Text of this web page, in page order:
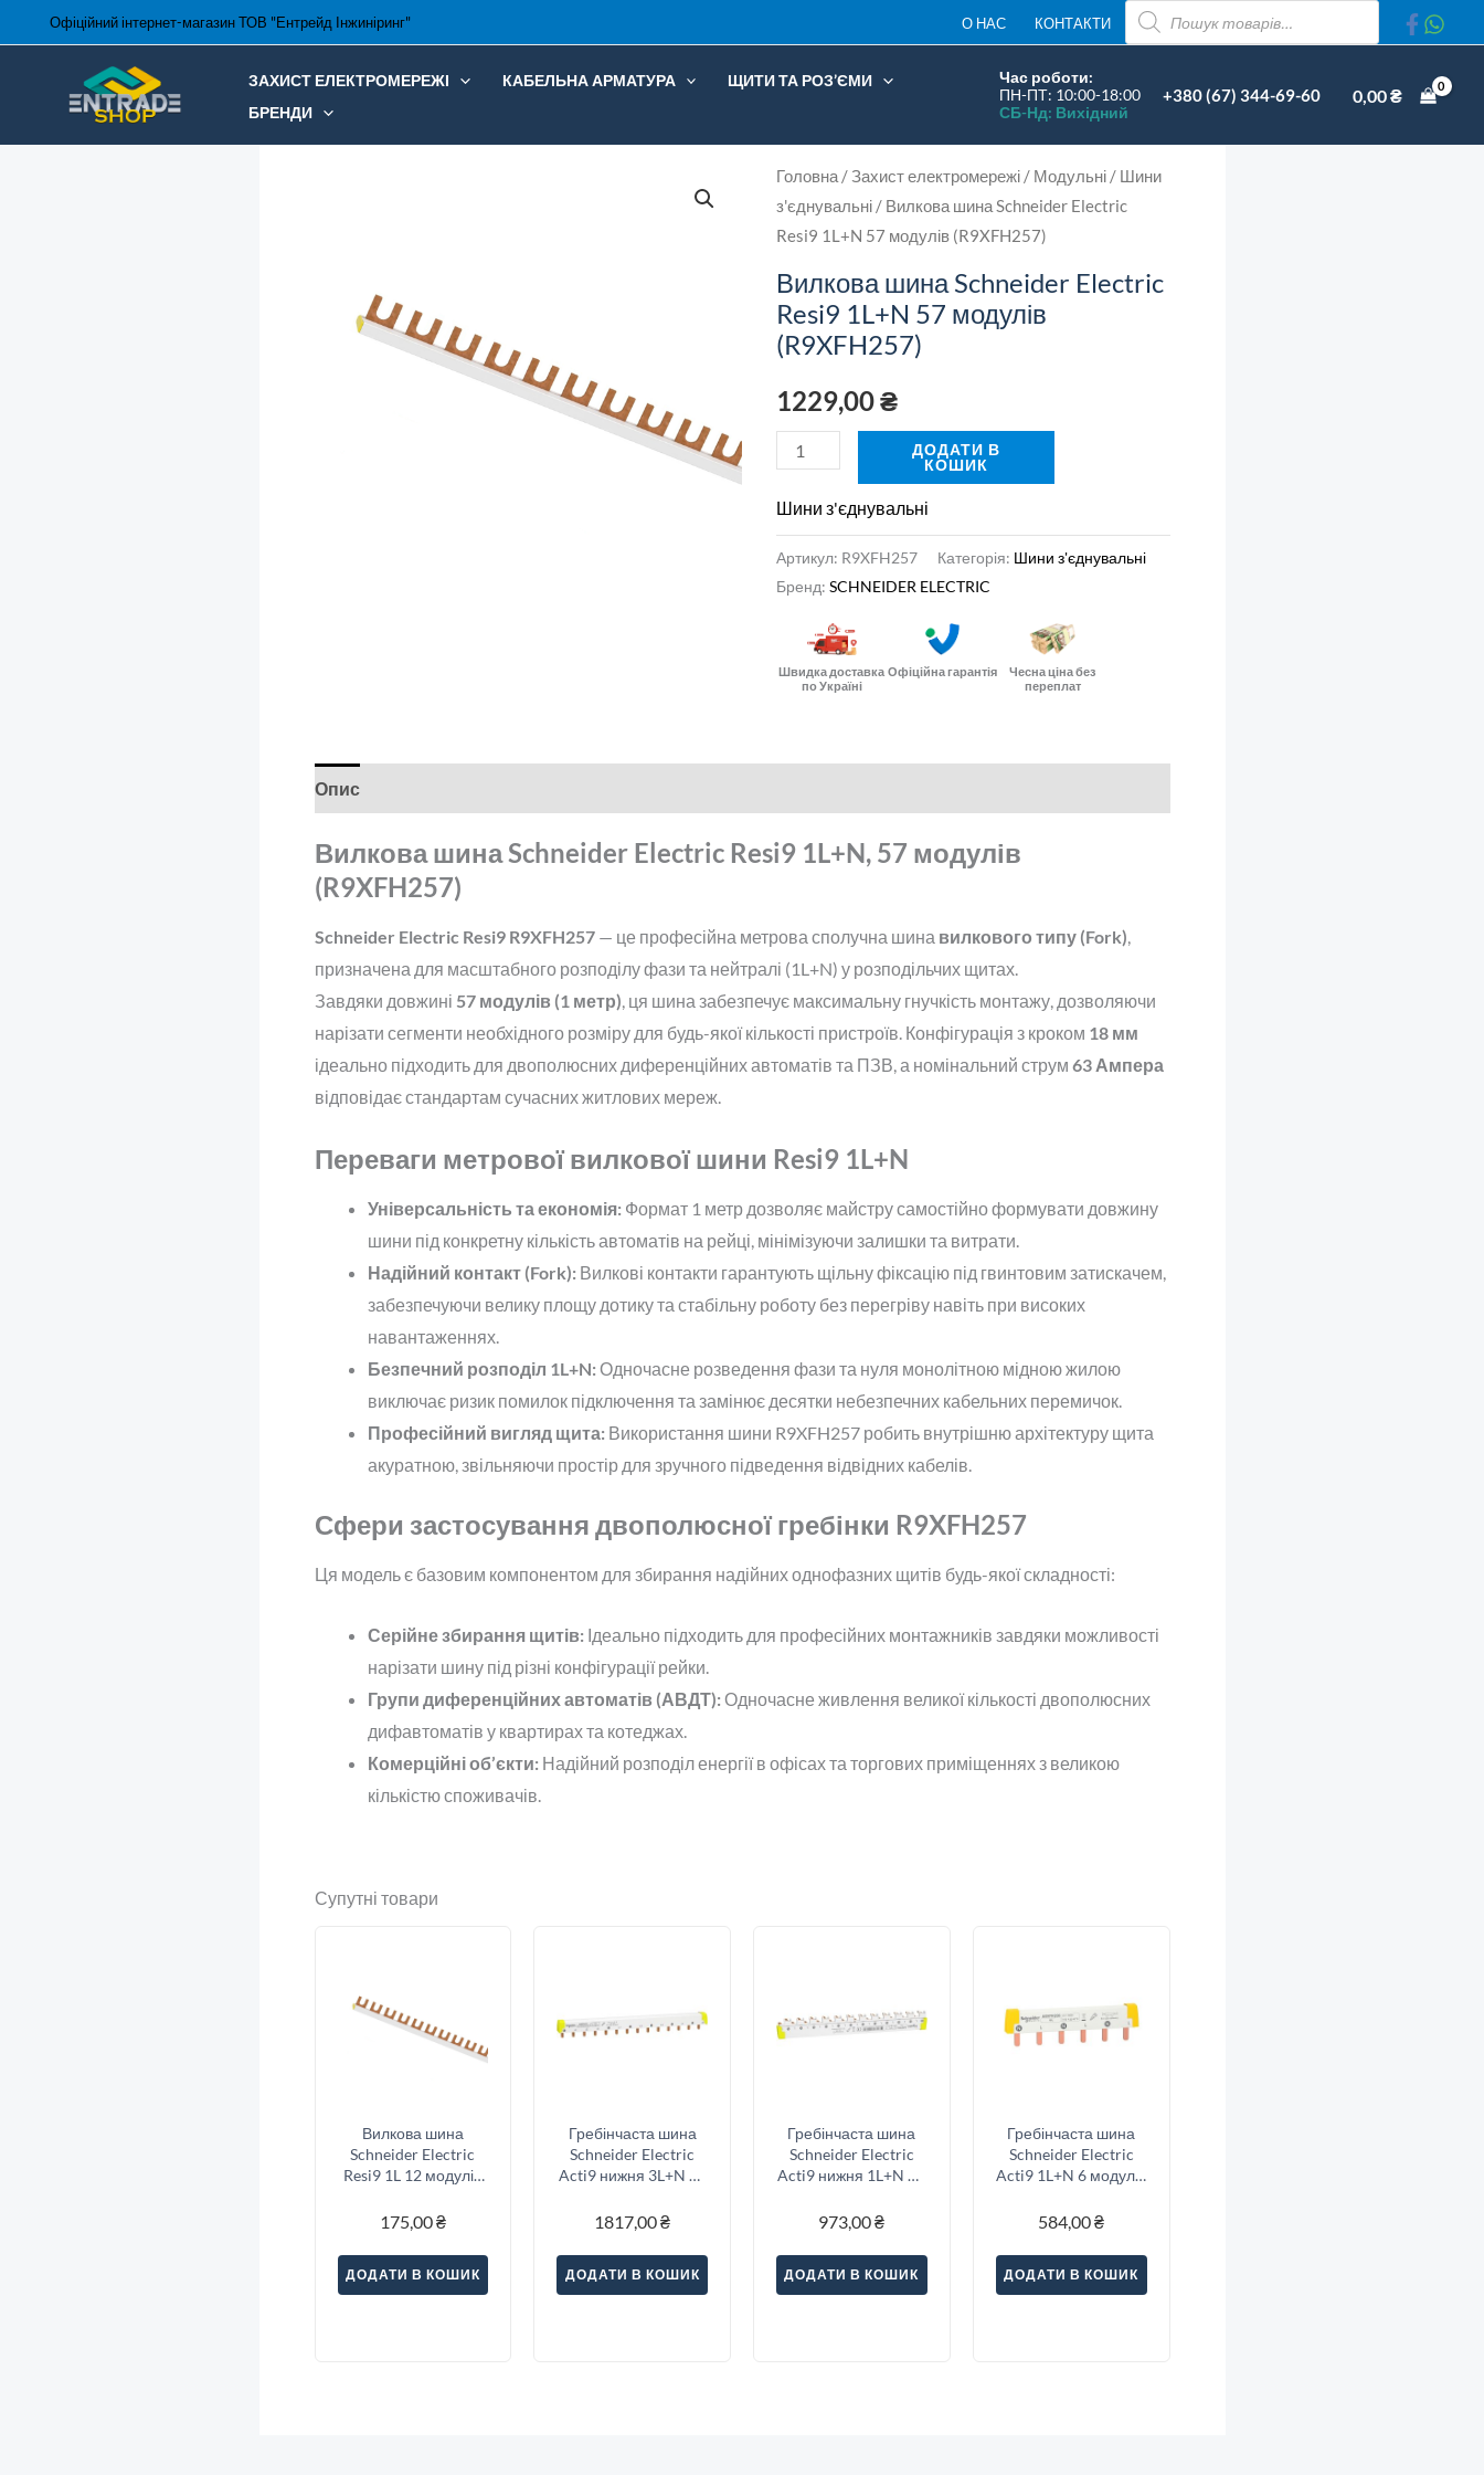
Перейти
до
Офіційний інтернет-магазин ТОВ "Ентрейд Інжиніринг" О НАС КОНТАКТИ
ПОШУК
ТОВАРІВ
ЗАХИСТ ЕЛЕКТРОМЕРЕЖІ КАБЕЛЬНА АРМАТУРА
ЩИТИ ТА РОЗ’ЄМИ
БРЕНДИ
Час роботи:
ПН-ПТ: 10:00-18:00
СБ-Нд: Вихідний
+380 (67) 344-69-60 0,00₴
Головна /Захист електромережі / Модульні / Шини
з'єднувальні / Вилкова шина Schneider Electric
Resi9 1L+N 57 модулів (R9XFH257)
Вилкова шина Schneider Electric
Resi9 1L+N 57 модулів
(R9XFH257)
1229,00₴
Вилкова
шина
Schneider
Electric
Resi9
1L+N
модулів
(R9XFH257)
кількість
ДОДАТИ В
КОШИК
Шини з'єднувальні
Артикул: R9XFH257 Категорія: Шини з'єднувальні
Бренд: SCHNEIDER ELECTRIC
Швидка доставка
по Україні
Офіційна гарантія
Чесна ціна без
переплат
Опис
Вилкова шина Schneider Electric Resi9 1L+N, 57 модулів
(R9XFH257)
Schneider Electric Resi9 R9XFH257— це професійна метрова сполучна шина вилкового типу (Fork),
призначена для масштабного розподілу фази та нейтралі (1L+N) у розподільчих щитах.
Завдяки довжині 57 модулів (1 метр), ця шина забезпечує максимальну гнучкість монтажу, дозволяючи
нарізати сегменти необхідного розміру для будь-якої кількості пристроїв. Конфігурація з кроком 18 мм
ідеально підходить для двополюсних диференційних автоматів та ПЗВ, а номінальний струм 63 Ампера
відповідає стандартам сучасних житлових мереж.
Переваги метрової вилкової шини Resi9 1L+N
Універсальність та економія: Формат 1 метр дозволяє майстру самостійно формувати довжину
шини під конкретну кількість автоматів на рейці, мінімізуючи залишки та витрати.
Надійний контакт (Fork): Вилкові контакти гарантують щільну фіксацію під гвинтовим затискачем,
забезпечуючи велику площу дотику та стабільну роботу без перегріву навіть при високих
навантаженнях.
Безпечний розподіл 1L+N: Одночасне розведення фази та нуля монолітною мідною жилою
виключає ризик помилок підключення та замінює десятки небезпечних кабельних перемичок.
Професійний вигляд щита: Використання шини R9XFH257 робить внутрішню архітектуру щита
акуратною, звільняючи простір для зручного підведення відвідних кабелів.
Сфери застосування двополюсної гребінки R9XFH257
Ця модель є базовим компонентом для збирання надійних однофазних щитів будь-якої складності:
Серійне збирання щитів: Ідеально підходить для професійних монтажників завдяки можливості
нарізати шину під різні конфігурації рейки.
Групи диференційних автоматів (АВДТ): Одночасне живлення великої кількості двополюсних
дифавтоматів у квартирах та котеджах.
Комерційні об’єкти: Надійний розподіл енергії в офісах та торгових приміщеннях з великою
кількістю споживачів.
Супутні товари
Вилкова шина
Schneider Electric
Resi9 1L 12 модулів
175,00₴
ДОДАТИ В КОШИК
Гребінчаста шина
Schneider Electric
Acti9 нижня 3L+N 14
1817,00₴
ДОДАТИ В КОШИК
Гребінчаста шина
Schneider Electric
Acti9 нижня 1L+N 12
(A9XPH612)
973,00₴
ДОДАТИ В КОШИК
Гребінчаста шина
Schneider Electric
Acti9 1L+N 6 модулів
584,00₴
ДОДАТИ В КОШИК
Electric
Resi9
1L+N
57
модулів
(R9XFH257)
кількість